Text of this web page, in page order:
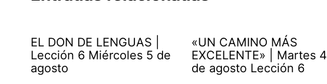
EL DON DE LENGUAS |
Lección 6 Miércoles 5 de
agosto
«UN CAMINO MÁS
EXCELENTE» | Martes 4
de agosto Lección 6